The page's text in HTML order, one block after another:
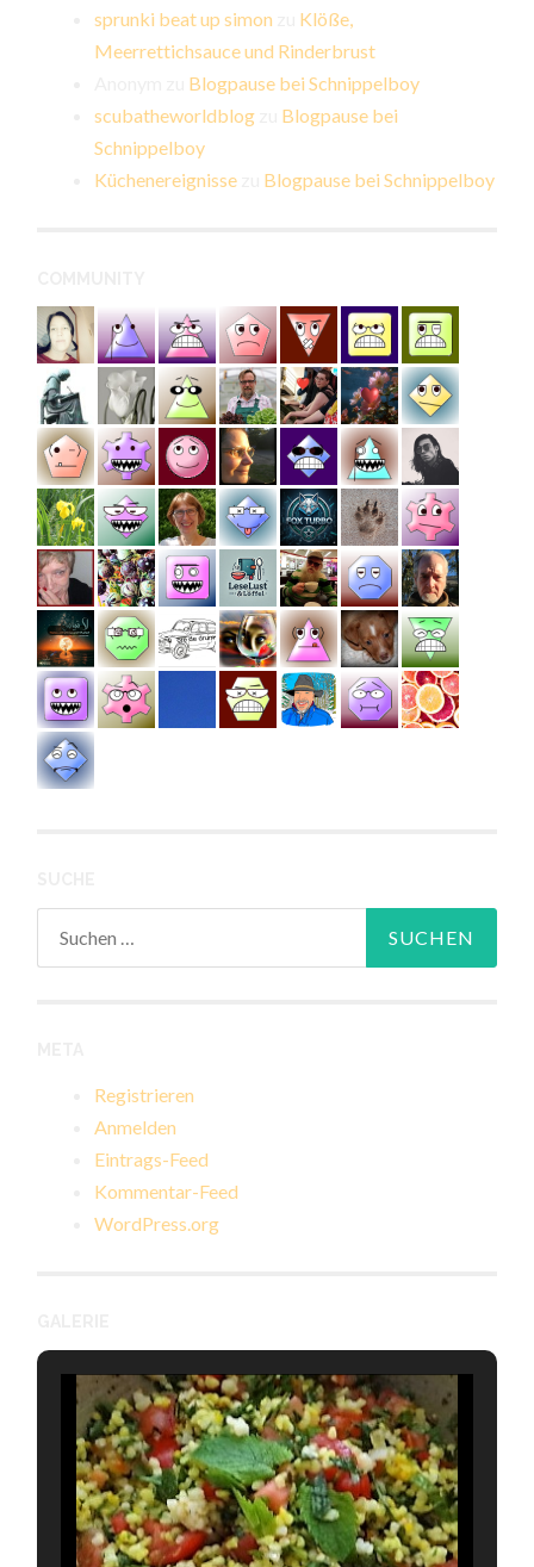
sprunki beat up simon
Klöße,
Meerrettichsauce und Rinderbrust
Blogpause bei Schnippelboy
scubatheworldblog
Blogpause bei
Schnippelboy
Küchenereignisse
Blogpause bei Schnippelboy
Registrieren
Anmelden
Eintrags-Feed
Kommentar-Feed
WordPress.org